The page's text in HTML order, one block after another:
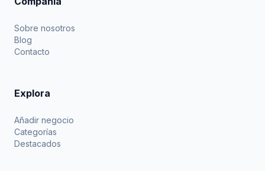
Sobre nosotros
Blog
Contacto
Explora
Añadir negocio
Categorías
Destacados